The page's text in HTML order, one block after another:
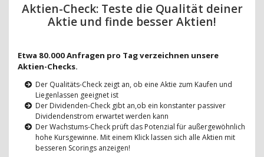
Aktien-Check: Teste die Qualität deiner
Aktie und finde besser Aktien!
Etwa 80.000 Anfragen pro Tag verzeichnen unsere
Aktien-Checks.
Der Qualitäts-Check zeigt an, ob eine Aktie zum Kaufen und
Liegenlassen geeignet ist
Der Dividenden-Check gibt an,ob ein konstanter passiver
Dividendenstrom erwartet werden kann
Der Wachstums-Check prüft das Potenzial für außergewöhnlich
hohe Kursgewinne. Mit einem Klick lassen sich alle Aktien mit
besseren Scorings anzeigen!